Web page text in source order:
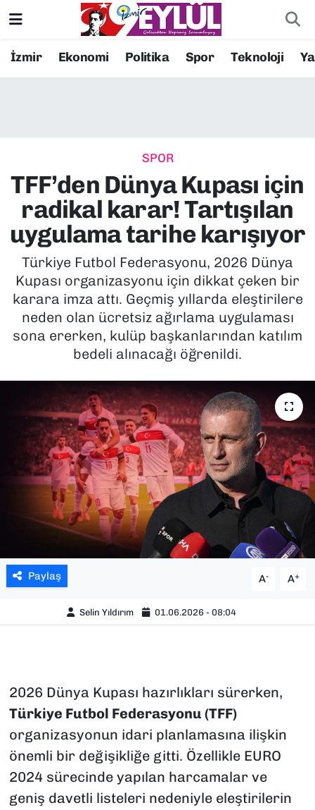
İzmir Ekonomi Politika Spor Teknoloji
SPOR
TFF’den Dünya Kupası için
radikal karar! Tartışılan
uygulama tarihe karışıyor
Türkiye Futbol Federasyonu, 2026 Dünya
Kupası organizasyonu için dikkat çeken bir
karara imza attı. Geçmiş yıllarda eleştirilere
neden olan ücretsiz ağırlama uygulaması
sona ererken, kulüp başkanlarından katılım
bedeli alınacağı öğrenildi.
Paylaş A- A+
Selin Yıldırım 01.06.2026 - 08:04
2026 Dünya Kupası hazırlıkları sürerken,
Türkiye Futbol Federasyonu (TFF)
organizasyonun idari planlamasına ilişkin
önemli bir değişikliğe gitti. Özellikle EURO
2024 sürecinde yapılan harcamalar ve
geniş davetli listeleri nedeniyle eleştirilerin
Resmi İlanlar
EKONOMİ
KÜLTÜR SANAT
MAGAZİN
POLİTİKA
SAĞLIK
SPOR
TEKNOLOJİ
YAŞAM
YEREL YÖNETİMLER
Konak Nöbetçi Eczaneler
Süper Lig Puan Durumu ve Fikstür
Tüm Manşetler
Son Dakika Haberleri
Haber Arşivi